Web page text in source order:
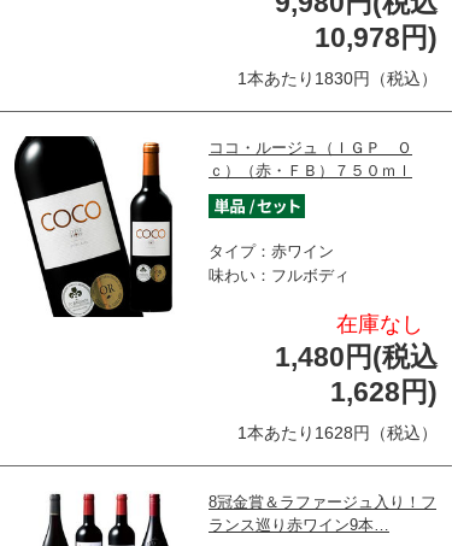
10,978円)
1本あたり1830円（税込）
ココ・ルージュ（ＩＧＰ Ｏ
ｃ）（赤・ＦＢ）７５０ｍｌ
タイプ：赤ワイン
味わい：フルボディ
在庫なし
1,480円(税込
1,628円)
1本あたり1628円（税込）
8冠金賞＆ラファージュ入り！フ
ランス巡り赤ワイン9本…